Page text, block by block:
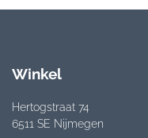
Winkel
Hertogstraat 74
6511 SE Nijmegen